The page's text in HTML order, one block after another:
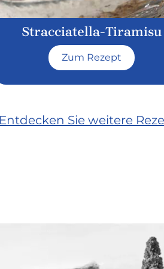
Stracciatella-Tiramisu
Zum Rezept
Entdecken Sie weitere